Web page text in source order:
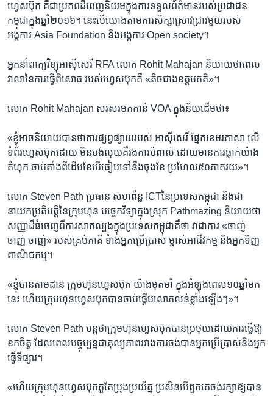
ហ្វេសប៊ុក​ ​គឺ​ជា​ប្រភព​ដ៏​ពេញ​និយម​ក្នុង​ការទទួលព័ត៌មាន​របស់​ប្រជាជន​
កម្ពុជា​ក្នុង​ឆ្នាំ​២០១៦។​ ​នេះ​បើយោង​តាមការ​សិក្សា​ស្រាវជ្រាវ​មួយ​របស់​ ​
អង្គការ​ ​Asia Foundation​ ​និង​អង្គការ​ ​Open society។
​អ្នក​នាំ​ពាក្យ​វិទ្យុអាស៊ីសេរី​ ​RFA​ ​លោក​ ​Rohit Mahajan​ ​និយាយ​ថា​ពេល​
វាលា​នៃ​ការ​ធ្វើពិសោធ​ ​របស់​ហ្វេសប៊ុក​គឺ​ «តិចជាង​ឧត្តមគតិ»។​
លោក ​Rohit Mahajan ​សរសរ​មក​កាន់​ ​VOA​ ​ក្នុង​ន័យ​ដើម​ថា៖​
​«ខ្ញុំ​អាច​និយាយ​បាន​ថា​ការ​ផ្សព្វផ្សាយ​របស់​ ​អាស៊ីសេរី​ ​ផ្នែក​ខេមរភាសា​ ​លើ​
ទំព័រ​ហ្វេសប៊ុក​ដោយ មិន​បង់​លុយ​គឺ​រង​ការ​ប៉ពាល់​ ​ដោយ​មាន​ការ​ធ្លាក់​យ៉ាង​
គំហុក​ ​ចាប់តាំង​ពី​ដើម​ខែ​បើ​ធៀប​ទៅ​នឹង​ចុង​ខែ​ ​ប្រហែល​៥០​ភាគរយ»។​
លោក​ Steven Path​ ប្រធាន​ ​សហព័ន្ធ ICTនៃប្រទេសកម្ពុជា​ ​និង​ជា​ ​
នាយក​ប្រតិបត្តិ​នៃ​ក្រុមហ៊ុន​ បច្ចេក​វិទ្យា​ក្នុង​ស្រុក​ Pathmazing​ ​និយាយ​ថា​ ​
សញ្ញាដ៏ធំចេញពី​ការ​សាកល្បង​ក្នុង​ប្រទេស​កម្ពុជា​គឺ​ថា​ វា​ជា​ការ​ ​«ចាញ់​ ​
ចាញ់​ ​ចាញ់»​ ​របស់​គ្រប់​ភាគី​ ​ទំាង​អ្នក​ប្រើប្រាស់​ ​ម្ចាស់​អាជីវកម្ម​ ​និង​អ្នក​ទិញ​
ពាណិជកម្ម។​
«ខ្ញុំ​បាន​តាម​ដាន​ ​ក្រុមហ៊ុន​ហ្វេសប៊ុក​ ​យ៉ាងមុតមាំ​ ​ក្នុង​អំឡុង​ពេល​១០ឆ្នាំ​មក​
នេះ​ ​ហើយ​ក្រុមហ៊ុន​ហ្វេសប៊ុក​បាន​ចាប់​ផ្តើម​លោភលន់​ខ្លាំង​ឡើងៗ»។​
លោក​ ​Steven Path​ ​បន្ត​ថា​ក្រុមហ៊ុន​ហ្វេសប៊ុក​បាន​ប្រថុយ​ដោយ​ការ​ធ្វើ​ឱ្យ​
ខកចិត្ត​ ​ដែល​ពេល​បច្ចុប្បន្ន​ជា​តុល្យភាព​រវាង​ការ​ចង់​បាន​អ្នក​ប្រើ​ប្រាស់​និង​អ្នក​
ធ្វើ​ទីផ្សារ។
​«ហើយ​ក្រុមហ៊ុនហ្វេសប៊ុក​គួតែ​ប្រុង​ប្រយ័ត្ន​ ​ប្រសិន​បើ​ពួក​គេ​ចង់​រក្សា​ឱ្យ​បាន​